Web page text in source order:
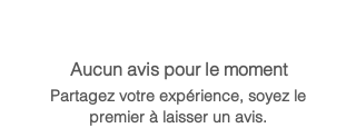
Aucun avis pour le moment
Partagez votre expérience, soyez le
premier à laisser un avis.